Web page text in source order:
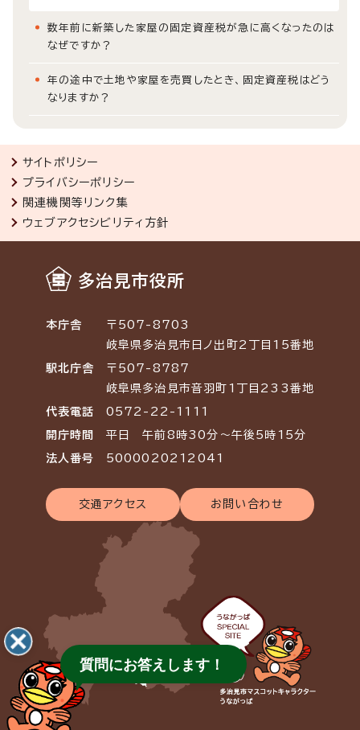
数年前に新築した家屋の固定資産税が急に高くなったのは
なぜですか？
年の途中で土地や家屋を売買したとき、固定資産税はどう
なりますか？
サイトポリシー
プライバシーポリシー
関連機関等リンク集
ウェブアクセシビリティ方針
多治見市役所
本庁舎
〒507-8703
岐阜県多治見市日ノ出町2丁目15番地
駅北庁舎
〒507-8787
岐阜県多治見市音羽町1丁目233番地
代表電話 0572-22-1111
開庁時間 平日 午前8時30分～午後5時15分
法人番号 5000020212041
交通アクセス お問い合わせ
質問にお答えします！